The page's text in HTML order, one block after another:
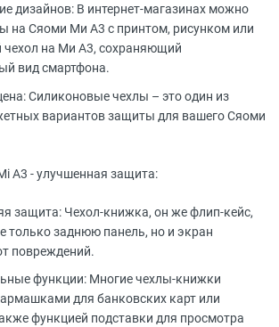
дизайнов: В интернет-магазинах можно
на Сяоми Ми А3 с принтом, рисунком или
чехол на Ми А3, сохраняющий
вид смартфона.
Силиконовые чехлы – это один из
вариантов защиты для вашего Сяоми
A3 - улучшенная защита:
защита: Чехол-книжка, он же флип-кейс,
только заднюю панель, но и экран
повреждений.
функции: Многие чехлы-книжки
для банковских карт или
функцией подставки для просмотра